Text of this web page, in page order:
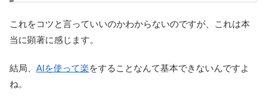
これをコツと言っていいのかわからないのですが、これは本
当に顕著に感じます。
結局、 AIを使って楽をすることなんて基本できないんですよ
ね。